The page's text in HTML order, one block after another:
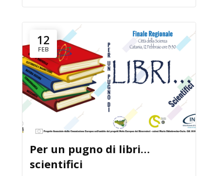
12
FEB
Per un pugno di libri…
scientifici